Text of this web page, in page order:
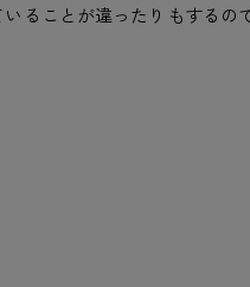
ることが違ったりもするの